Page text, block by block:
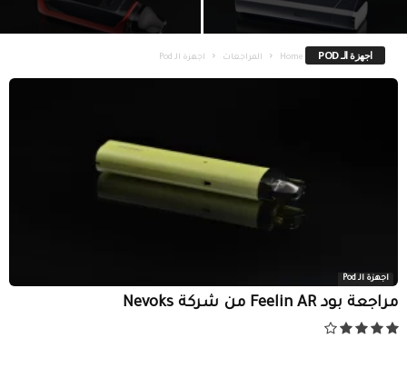
اجهزة الـ POD Home المراجعات اجهزة الـ Pod
اجهزة الـ Pod
مراجعة بود Feelin AR من شركة Nevoks